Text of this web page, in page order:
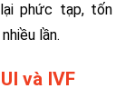
lại phức tạp, tốn
lần.
và IVF